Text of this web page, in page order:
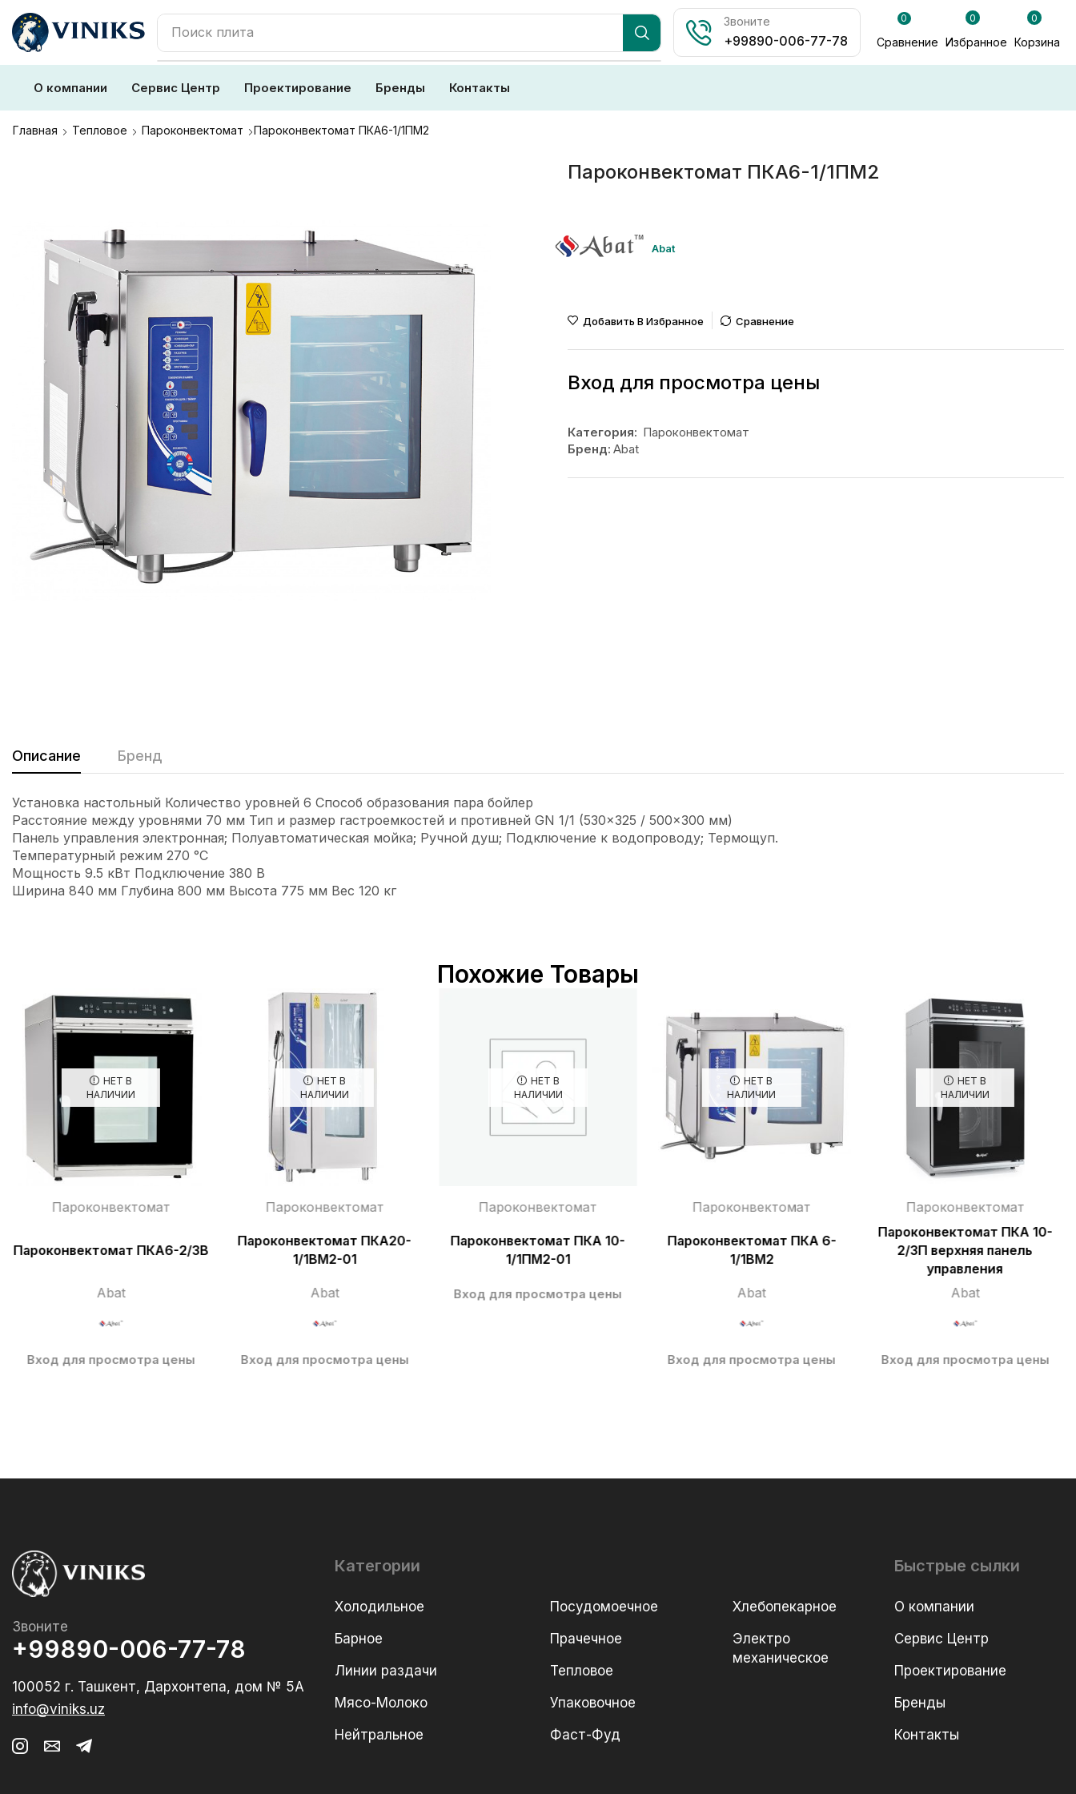
Поиск плита
Звоните
+99890-006-77-78
0
Сравнение
0
Избранное
0
Корзина
О компании Сервис Центр Проектирование Бренды Контакты
Главная Тепловое Пароконвектомат Пароконвектомат ПКА6-1/1ПМ2
Пароконвектомат ПКА6-1/1ПМ2
Abat
Добавить В Избранное Сравнение
Вход для просмотра цены
Категория: Пароконвектомат
Бренд: Abat
Описание Бренд
Установка настольный Количество уровней 6 Способ образования пара бойлер
Расстояние между уровнями 70 мм Тип и размер гастроемкостей и противней GN 1/1 (530×325 / 500×300 мм)
Панель управления электронная; Полуавтоматическая мойка; Ручной душ; Подключение к водопроводу; Термощуп.
Температурный режим 270 °С
Мощность 9.5 кВт Подключение 380 В
Ширина 840 мм Глубина 800 мм Высота 775 мм Вес 120 кг
Похожие Товары
НЕТ В
НАЛИЧИИ
Пароконвектомат
Пароконвектомат ПКА6-2/3В
Abat
Вход для просмотра цены
НЕТ В
НАЛИЧИИ
Пароконвектомат
Пароконвектомат ПКА20-
1/1ВМ2-01
Abat
Вход для просмотра цены
НЕТ В
НАЛИЧИИ
Пароконвектомат
Пароконвектомат ПКА 10-
1/1ПМ2-01
Вход для просмотра цены
НЕТ В
НАЛИЧИИ
Пароконвектомат
Пароконвектомат ПКА 6-
1/1ВМ2
Abat
Вход для просмотра цены
НЕТ В
НАЛИЧИИ
Пароконвектомат
Пароконвектомат ПКА 10-
2/3П верхняя панель
управления
Abat
Вход для просмотра цены
Звоните
+99890-006-77-78
100052 г. Ташкент, Дархонтепа, дом № 5А
info@viniks.uz
Категории
Холодильное
Барное
Линии раздачи
Мясо-Молоко
Нейтральное
Посудомоечное
Прачечное
Тепловое
Упаковочное
Фаст-Фуд
Хлебопекарное
Электро
механическое
Быстрые сылки
О компании
Сервис Центр
Проектирование
Бренды
Контакты